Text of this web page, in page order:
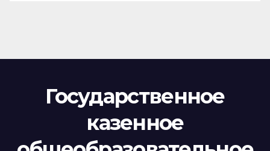
Государственное
казенное